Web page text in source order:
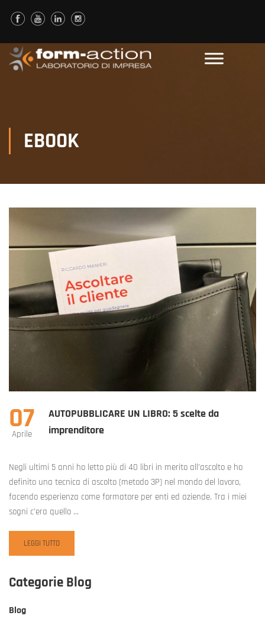
EBOOK
07
Aprile
AUTOPUBBLICARE UN LIBRO: 5 scelte da
imprenditore
Negli ultimi 5 anni ho letto più di 40 libri in merito all’ascolto e ho
definito una tecnica di ascolto (metodo 3P) nel mondo del lavoro,
facendo esperienza come formatore per enti ed aziende. Tra i miei
sogni c’era quello …
READ
MORE
AUTOPUBBLICARE
5
LEGGI TUTTO
Categorie Blog
Blog